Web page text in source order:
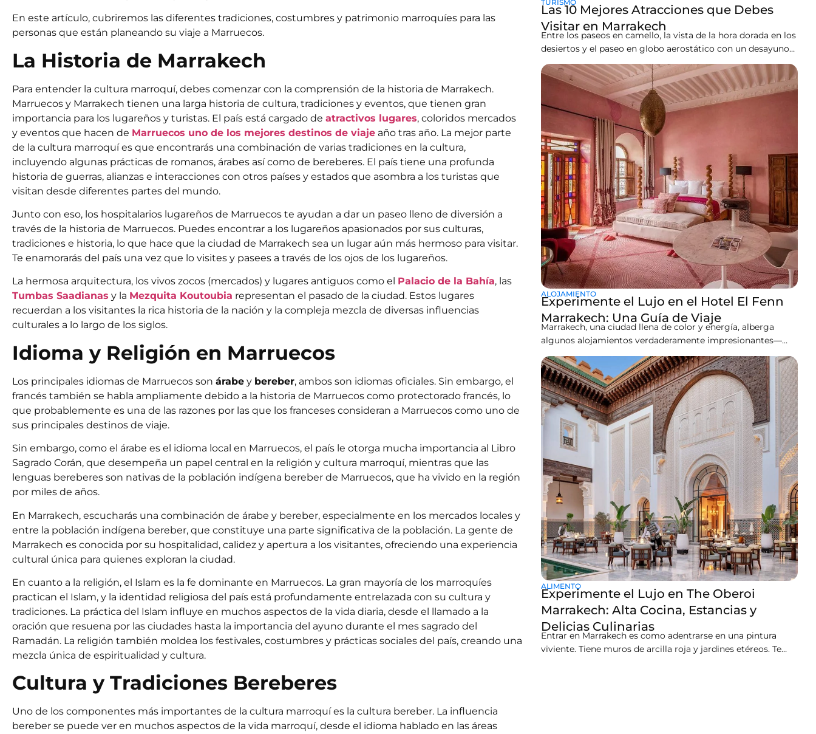
En este artículo, cubriremos las diferentes tradiciones, costumbres y patrimonio marroquíes para las
personas que están planeando su viaje a Marruecos.
La Historia de Marrakech
Para entender la cultura marroquí, debes comenzar con la comprensión de la historia de Marrakech.
Marruecos y Marrakech tienen una larga historia de cultura, tradiciones y eventos, que tienen gran
importancia para los lugareños y turistas. El país está cargado de atractivos lugares, coloridos mercados
y eventos que hacen de Marruecos uno de los mejores destinos de viaje año tras año. La mejor parte
de la cultura marroquí es que encontrarás una combinación de varias tradiciones en la cultura,
incluyendo algunas prácticas de romanos, árabes así como de bereberes. El país tiene una profunda
historia de guerras, alianzas e interacciones con otros países y estados que asombra a los turistas que
visitan desde diferentes partes del mundo.
Junto con eso, los hospitalarios lugareños de Marruecos te ayudan a dar un paseo lleno de diversión a
través de la historia de Marruecos. Puedes encontrar a los lugareños apasionados por sus culturas,
tradiciones e historia, lo que hace que la ciudad de Marrakech sea un lugar aún más hermoso para visitar.
Te enamorarás del país una vez que lo visites y pasees a través de los ojos de los lugareños.
La hermosa arquitectura, los vivos zocos (mercados) y lugares antiguos como el Palacio de la Bahía, las
Tumbas Saadianas y la Mezquita Koutoubia representan el pasado de la ciudad. Estos lugares
recuerdan a los visitantes la rica historia de la nación y la compleja mezcla de diversas influencias
culturales a lo largo de los siglos.
Idioma y Religión en Marruecos
Los principales idiomas de Marruecos son árabe y bereber, ambos son idiomas oficiales. Sin embargo, el
francés también se habla ampliamente debido a la historia de Marruecos como protectorado francés, lo
que probablemente es una de las razones por las que los franceses consideran a Marruecos como uno de
sus principales destinos de viaje.
Sin embargo, como el árabe es el idioma local en Marruecos, el país le otorga mucha importancia al Libro
Sagrado Corán, que desempeña un papel central en la religión y cultura marroquí, mientras que las
lenguas bereberes son nativas de la población indígena bereber de Marruecos, que ha vivido en la región
por miles de años.
En Marrakech, escucharás una combinación de árabe y bereber, especialmente en los mercados locales y
entre la población indígena bereber, que constituye una parte significativa de la población. La gente de
Marrakech es conocida por su hospitalidad, calidez y apertura a los visitantes, ofreciendo una experiencia
cultural única para quienes exploran la ciudad.
En cuanto a la religión, el Islam es la fe dominante en Marruecos. La gran mayoría de los marroquíes
practican el Islam, y la identidad religiosa del país está profundamente entrelazada con su cultura y
tradiciones. La práctica del Islam influye en muchos aspectos de la vida diaria, desde el llamado a la
oración que resuena por las ciudades hasta la importancia del ayuno durante el mes sagrado del
Ramadán. La religión también moldea los festivales, costumbres y prácticas sociales del país, creando una
mezcla única de espiritualidad y cultura.
Cultura y Tradiciones Bereberes
Uno de los componentes más importantes de la cultura marroquí es la cultura bereber. La influencia
bereber se puede ver en muchos aspectos de la vida marroquí, desde el idioma hablado en las áreas
TURISMO
Las 10 Mejores Atracciones que Debes
Visitar en Marrakech
Entre los paseos en camello, la vista de la hora dorada en los
desiertos y el paseo en globo aerostático con un desayuno
memorable, Marrakech es mucho más que las actividades
que planeas hacer. Si eres alguien con un sentido calmado
de la naturaleza y una vista bajo el cielo,
ALOJAMIENTO
Experimente el Lujo en el Hotel El Fenn
Marrakech: Una Guía de Viaje
Marrakech, una ciudad llena de color y energía, alberga
algunos alojamientos verdaderamente impresionantes—
uno de los más encantadores es el El Fenn Hotel Marrakech.
No es solo un hotel; al entrar, te sentirás inmerso en un
mundo de arte, color y tranquilidad. Si uno está planeando
visitar Marrakech buscando algo más
ALIMENTO
Experimente el Lujo en The Oberoi
Marrakech: Alta Cocina, Estancias y
Delicias Culinarias
Entrar en Marrakech es como adentrarse en una pintura
viviente. Tiene muros de arcilla roja y jardines etéreos. Te